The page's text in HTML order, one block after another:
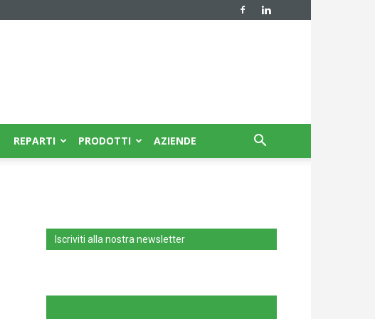
REPARTI PRODOTTI AZIENDE
Iscriviti alla nostra newsletter